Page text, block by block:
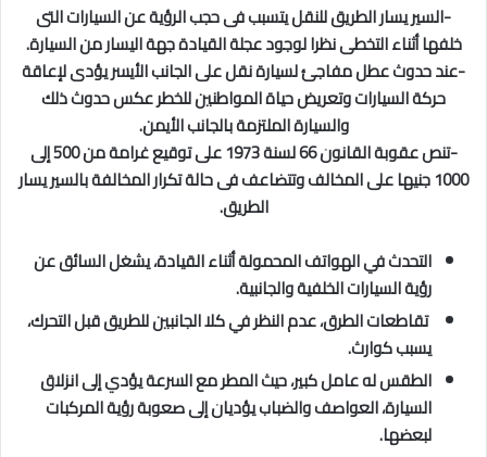
-السير يسار الطريق للنقل يتسبب فى حجب الرؤية عن السيارات التى
خلفها أثناء التخطى نظرا لوجود عجلة القيادة جهة اليسار من السيارة.
-عند حدوث عطل مفاجئ لسيارة نقل على الجانب الأيسر يؤدى لإعاقة
حركة السيارات وتعريض حياة المواطنين للخطر عكس حدوث ذلك
والسيارة الملتزمة بالجانب الأيمن.
-تنص عقوبة القانون 66 لسنة 1973 على توقيع غرامة من 500 إلى
1000 جنيها على المخالف وتتضاعف فى حالة تكرار المخالفة بالسير يسار
الطريق.
التحدث في الهواتف المحمولة أثناء القيادة، يشغل السائق عن
رؤية السيارات الخلفية والجانبية.
تقاطعات الطرق، عدم النظر في كلا الجانبين للطريق قبل التحرك،
يسبب كوارث.
الطقس له عامل كبير، حيث المطر مع السرعة يؤدي إلى انزلاق
السيارة، العواصف والضباب يؤديان إلى صعوبة رؤية المركبات
لبعضها.